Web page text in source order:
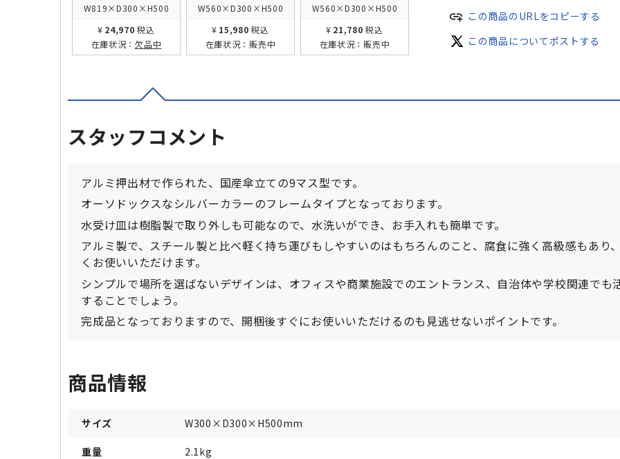
W819×D300×H500
¥24,970 税込
在庫状況：欠品中
W560×D300×H500
¥15,980 税込
在庫状況： 販売中
W560×D300×H500
¥21,780 税込
在庫状況： 販売中
add_link この商品のURLをコピーする
この商品についてポストする
スタッフコメント
アルミ押出材で作られた、国産傘立ての9マス型です。
オーソドックスなシルバーカラーのフレームタイプとなっております。
水受け皿は樹脂製で取り外しも可能なので、水洗いができ、お手入れも簡単です。
アルミ製で、スチール製と比べ軽く持ち運びもしやすいのはもちろんのこと、腐食に強く高級感もあり
くお使いいただけます。
シンプルで場所を選ばないデザインは、オフィスや商業施設でのエントランス、自治体や学校関連でも
することでしょう。
完成品となっておりますので、開梱後すぐにお使いいただけるのも見逃せないポイントです。
商品情報
サイズ W300×D300×H500mm
重量 2.1kg